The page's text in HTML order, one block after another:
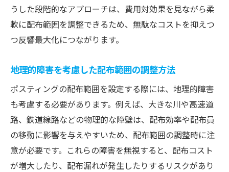
うした段階的なアプローチは、費用対効果を見ながら柔
軟に配布範囲を調整できるため、無駄なコストを抑えつ
つ反響最大化につながります。
地理的障害を考慮した配布範囲の調整方法
ポスティングの配布範囲を設定する際には、地理的障害
も考慮する必要があります。例えば、大きな川や高速道
路、鉄道線路などの物理的な障壁は、配布効率や配布員
の移動に影響を与えやすいため、配布範囲の調整時に注
意が必要です。これらの障害を無視すると、配布コスト
が増大したり、配布漏れが発生したりするリスクがあり